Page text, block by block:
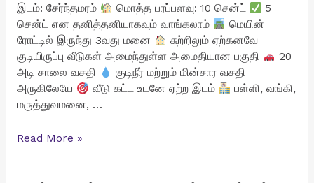
இடம்: சேர்ந்தமரம்
மொத்த பரப்பளவு: 10 சென்ட்
5
சென்ட் என தனித்தனியாகவும் வாங்கலாம்
மெயின்
ரோட்டில் இருந்து 3வது மனை
சுற்றிலும் ஏற்கனவே
குடியிருப்பு வீடுகள் அமைந்துள்ள அமைதியான பகுதி
20
அடி சாலை வசதி
குடிநீர் மற்றும் மின்சார வசதி
அருகிலேயே
வீடு கட்ட உடனே ஏற்ற இடம்
பள்ளி, வங்கி,
மருத்துவமனை, …
சேர்ந்தமரத்தில்
Read More »